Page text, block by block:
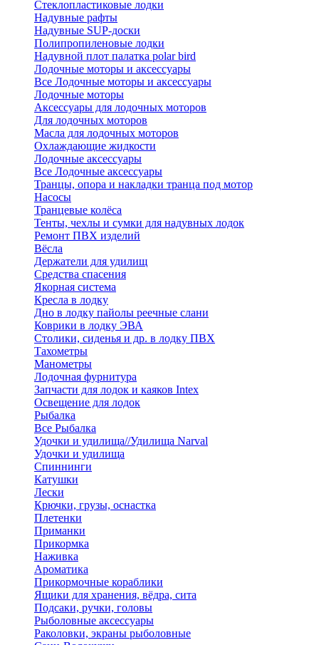
Стеклопластиковые лодки
Надувные рафты
Надувные SUP-доски
Полипропиленовые лодки
Надувной плот палатка polar bird
Лодочные моторы и аксессуары
Все Лодочные моторы и аксессуары
Лодочные моторы
Аксессуары для лодочных моторов
Для лодочных моторов
Масла для лодочных моторов
Охлаждающие жидкости
Лодочные аксессуары
Все Лодочные аксессуары
Транцы, опора и накладки транца под мотор
Насосы
Транцевые колёса
Тенты, чехлы и сумки для надувных лодок
Ремонт ПВХ изделий
Вёсла
Держатели для удилищ
Средства спасения
Якорная система
Кресла в лодку
Дно в лодку пайолы реечные слани
Коврики в лодку ЭВА
Столики, сиденья и др. в лодку ПВХ
Тахометры
Манометры
Лодочная фурнитура
Запчасти для лодок и каяков Intex
Освещение для лодок
Рыбалка
Все Рыбалка
Удочки и удилища//Удилища Narval
Удочки и удилища
Спиннинги
Катушки
Лески
Крючки, грузы, оснастка
Плетенки
Приманки
Прикормка
Наживка
Ароматика
Прикормочные кораблики
Ящики для хранения, вёдра, сита
Подсаки, ручки, головы
Рыболовные аксессуары
Раколовки, экраны рыболовные